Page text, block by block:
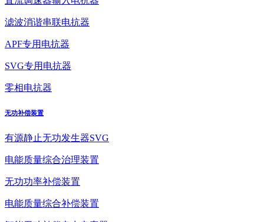
滤波消谐串联电抗器
APF专用电抗器
SVG专用电抗器
零相电抗器
无功补偿装置
有源静止无功发生器SVG
电能质量综合治理装置
无功功率补偿装置
电能质量综合补偿装置